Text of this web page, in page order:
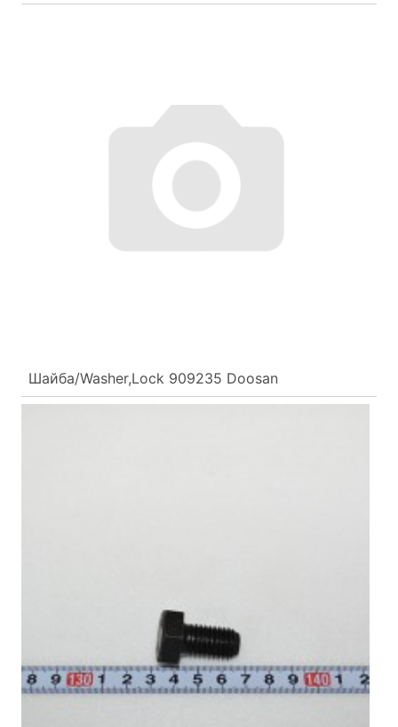
Шайба/Washer,Lock 909235 Doosan